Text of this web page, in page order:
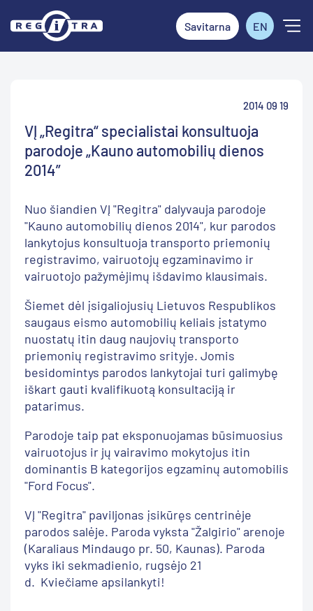
Savitarna EN
2014 09 19
VĮ „Regitra“ specialistai konsultuoja
parodoje „Kauno automobilių dienos
2014”
Nuo šiandien VĮ "Regitra" dalyvauja parodoje
"Kauno automobilių dienos 2014", kur parodos
lankytojus konsultuoja transporto priemonių
registravimo, vairuotojų egzaminavimo ir
vairuotojo pažymėjimų išdavimo klausimais.
Šiemet dėl įsigaliojusių Lietuvos Respublikos
saugaus eismo automobilių keliais įstatymo
nuostatų itin daug naujovių transporto
priemonių registravimo srityje. Jomis
besidomintys parodos lankytojai turi galimybę
iškart gauti kvalifikuotą konsultaciją ir
patarimus.
Parodoje taip pat eksponuojamas būsimuosius
vairuotojus ir jų vairavimo mokytojus itin
dominantis B kategorijos egzaminų automobilis
"Ford Focus".
VĮ "Regitra" paviljonas įsikūręs centrinėje
parodos salėje. Paroda vyksta "Žalgirio" arenoje
(Karaliaus Mindaugo pr. 50, Kaunas). Paroda
vyks iki sekmadienio, rugsėjo 21
d. Kviečiame apsilankyti!